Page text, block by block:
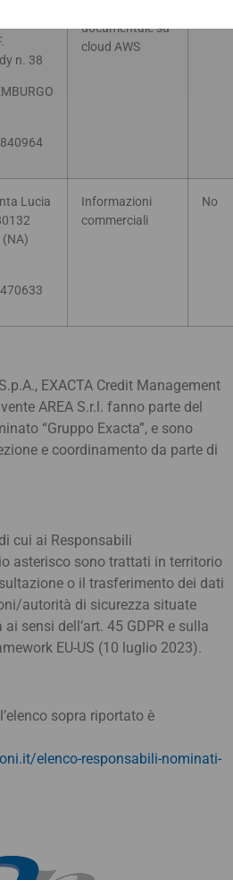
n. 38
documentale su
cloud AWS
Lucia
(NA)
Informazioni
commerciali
No
EXACTA Credit Management
AREA S.r.l. fanno parte del
“Gruppo Exacta”, e sono
e coordinamento da parte di
cui ai Responsabili
asterisco sono trattati in territorio
o il trasferimento dei dati
autorità di sicurezza situate
sensi dell’art. 45 GDPR e sulla
EU-US (10 luglio 2023).
sopra riportato è
elenco-responsabili-nominati-